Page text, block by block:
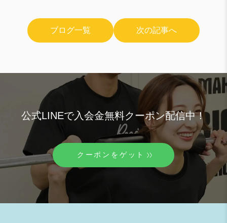
ブログ一覧 次の記事へ
公式LINEで入会金無料クーポン配信中！
クーポンをゲット